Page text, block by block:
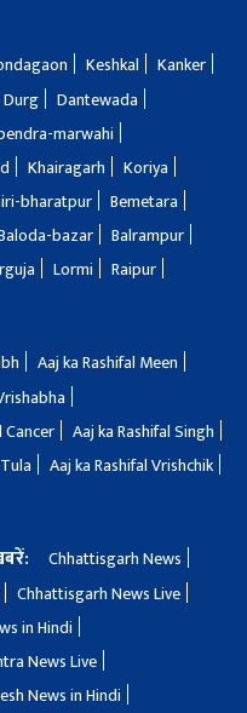
Keshkal
Kanker
Durg
Dantewada
marwahi
Khairagarh
Koriya
bharatpur
Bemetara
bazar
Balrampur
Lormi
Raipur
Aaj ka Rashifal Meen
Cancer
Aaj ka Rashifal Singh
Aaj ka Rashifal Vrishchik
Chhattisgarh News
Chhattisgarh News Live
in Hindi
News Live
News in Hindi